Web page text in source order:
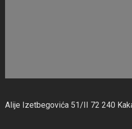
Alije Izetbegovića 51/II 72 240